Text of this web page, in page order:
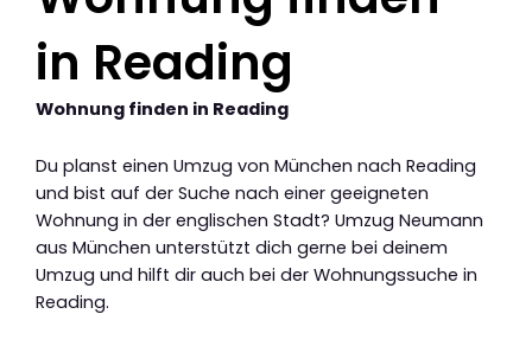
in Reading
Wohnung finden in Reading
Du planst einen Umzug von München nach Reading
und bist auf der Suche nach einer geeigneten
Wohnung in der englischen Stadt? Umzug Neumann
aus München unterstützt dich gerne bei deinem
Umzug und hilft dir auch bei der Wohnungssuche in
Reading.